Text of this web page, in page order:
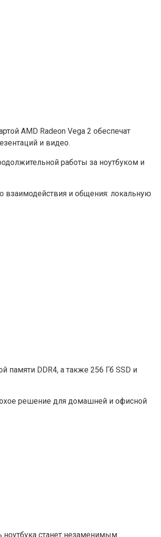
AMD Radeon Vega 2 обеспечат
и видео.
работы за ноутбуком и
взаимодействия и общения: локальную
памяти DDR4, а также 256 Гб SSD и
решение для домашней и офисной
станет незаменимым